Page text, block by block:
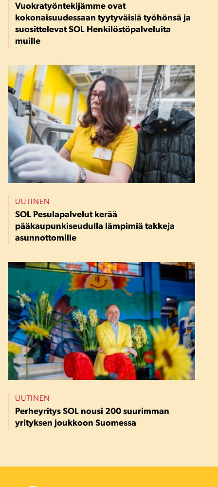
Vuokratyöntekijämme ovat
kokonaisuudessaan tyytyväisiä työhönsä ja
suosittelevat SOL Henkilöstöpalveluita
muille
UUTINEN
SOL Pesulapalvelut kerää
pääkaupunkiseudulla lämpimiä takkeja
asunnottomille
UUTINEN
Perheyritys SOL nousi 200 suurimman
yrityksen joukkoon Suomessa